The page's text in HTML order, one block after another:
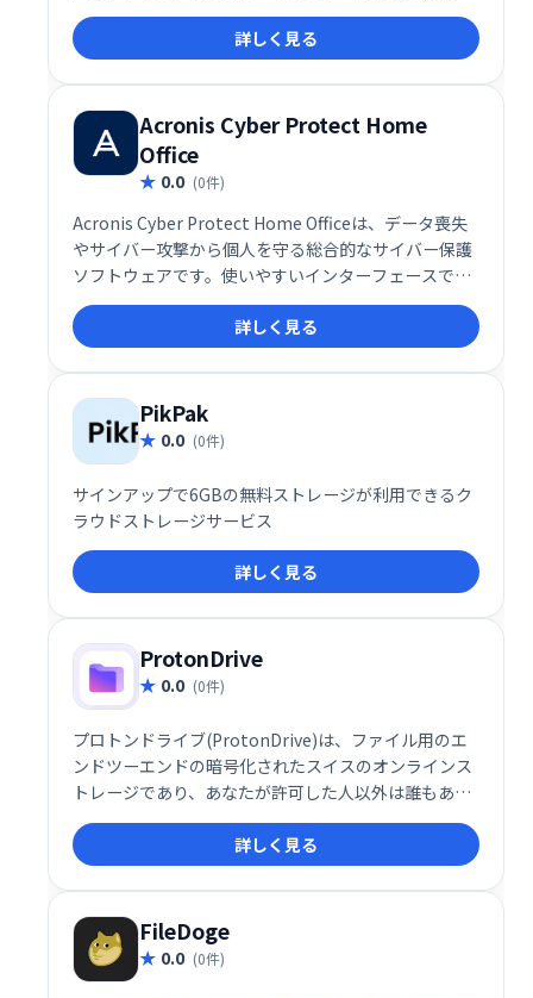
ータ復旧、ランサムウェア対策など、データ保護に必
要な機能を網羅。ローカル、ネットワーク、USBへの
バックアップと、インスタント仮想化にも対応し、大
切なデータを安全に守ります。
詳しく見る
Acronis Cyber Protect Home
Office
0.0 (0件)
Acronis Cyber Protect Home Officeは、データ喪失
やサイバー攻撃から個人を守る総合的なサイバー保護
ソフトウェアです。使いやすいインターフェースで、
完全イメージバックアップ、ローカル/クラウドストレ
ージ、ディスククローニング、ランサムウェア対策、
リアルタイム保護、自動ファイル復旧などの機能を提
供。Windows、macOS、iOS、Androidに対応し、大
切なデータを様々なデバイスで守ります。
詳しく見る
PikPak
0.0 (0件)
サインアップで6GBの無料ストレージが利用できるク
ラウドストレージサービス
詳しく見る
ProtonDrive
0.0 (0件)
プロトンドライブ(ProtonDrive)は、ファイル用のエ
ンドツーエンドの暗号化されたスイスのオンラインス
トレージであり、あなたが許可した人以外は誰もあな
たのデータにアクセスできないようにします。
詳しく見る
FileDoge
0.0 (0件)